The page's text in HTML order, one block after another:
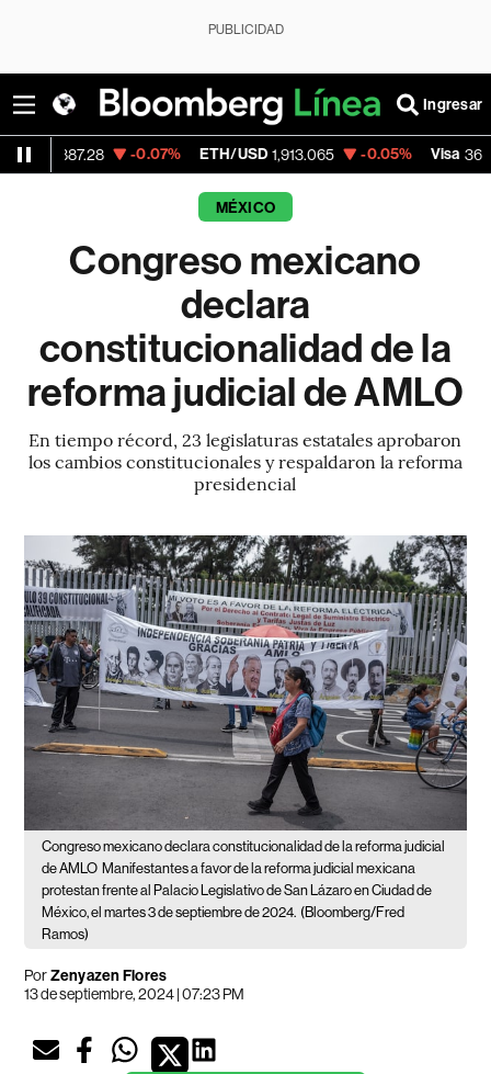
PUBLICIDAD
Ingresar
-0.07% ETH/USD 1,913.065 -0.05% Visa 362.50 -
MÉXICO
Congreso mexicano
declara
constitucionalidad de la
reforma judicial de AMLO
En tiempo récord, 23 legislaturas estatales aprobaron
los cambios constitucionales y respaldaron la reforma
presidencial
Congreso mexicano declara constitucionalidad de la reforma judicial
de AMLO Manifestantes a favor de la reforma judicial mexicana
protestan frente al Palacio Legislativo de San Lázaro en Ciudad de
México, el martes 3 de septiembre de 2024. (Bloomberg/Fred
Ramos)
PorZenyazen Flores
13 de septiembre, 2024 | 07:23 PM